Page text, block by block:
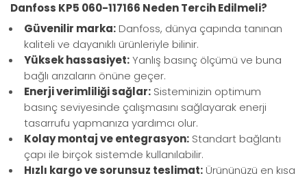
Danfoss KP5 060-117166 Neden Tercih Edilmeli?
Güvenilir marka: Danfoss, dünya çapında tanınan
kaliteli ve dayanıklı ürünleriyle bilinir.
Yüksek hassasiyet:Yanlış basınç ölçümü ve buna
bağlı arızaların önüne geçer.
Enerji verimliliği sağlar: Sisteminizin optimum
basınç seviyesinde çalışmasını sağlayarak enerji
tasarrufu yapmanıza yardımcı olur.
Kolay montaj ve entegrasyon: Standart bağlantı
çapı ile birçok sistemde kullanılabilir.
Hızlı kargo ve sorunsuz teslimat: Ürününüzü en kısa